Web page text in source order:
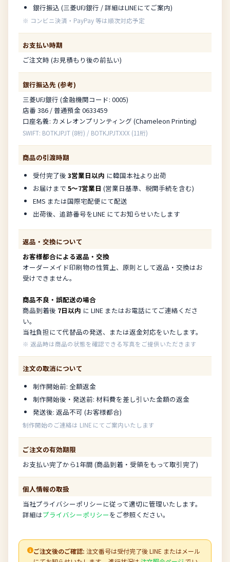
銀行振込 (三菱UFJ銀行 / 詳細はLINEにてご案内)
※ コンビニ決済・PayPay 等は順次対応予定
お支払い時期
ご注文時 (お見積もり後の前払い)
銀行振込先 (参考)
三菱UFJ銀行 (金融機関コード: 0005)
店番 386 / 普通預金 0633459
口座名義: カメレオンプリンティング (Chameleon Printing)
SWIFT: BOTKJPJT (8桁) / BOTKJPJTXXX (11桁)
商品の引渡時期
受付完了後 3営業日以内 に韓国本社より出荷
お届けまで 5〜7営業日 (営業日基準、税関手続を含む)
EMS または国際宅配便にて配送
出荷後、追跡番号をLINE にてお知らせいたします
返品・交換について
お客様都合による返品・交換
オーダーメイド印刷物の性質上、原則として返品・交換はお
受けできません。
商品不良・誤配送の場合
商品到着後 7日以内 に LINE またはお電話にてご連絡くださ
い。
当社負担にて代替品の発送、または返金対応をいたします。
※ 返品時は商品の状態を確認できる写真をご提供いただきます
注文の取消について
制作開始前: 全額返金
制作開始後・発送前: 材料費を差し引いた金額の返金
発送後: 返品不可 (お客様都合)
制作開始のご連絡は LINE にてご案内いたします
ご注文の有効期限
お支払い完了から1年間 (商品到着・受領をもって取引完了)
個人情報の取扱
当社プライバシーポリシーに従って適切に管理いたします。
詳細はプライバシーポリシーをご参照ください。
ご注文後のご確認: 注文番号は受付完了後 LINE またはメール